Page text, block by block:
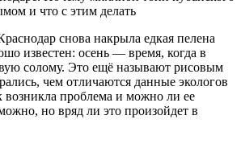
снова накрыла едкая пелена
известен: осень — время, когда в
солому. Это ещё называют рисовым
чем отличаются данные экологов
возникла проблема и можно ли ее
но вряд ли это произойдет в